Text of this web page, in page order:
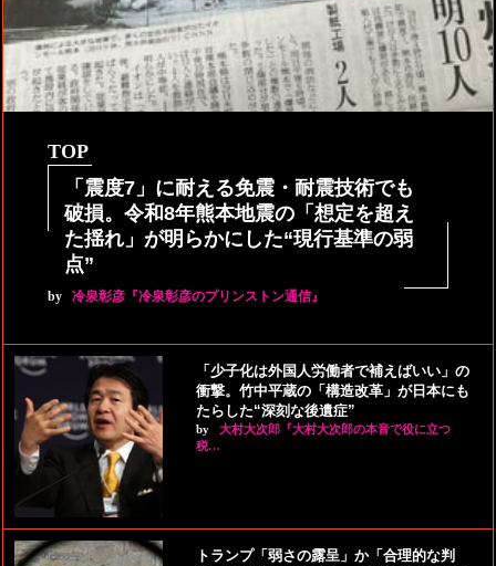
TOP
「震度7」に耐える免震・耐震技術でも
破損。令和8年熊本地震の「想定を超え
た揺れ」が明らかにした“現行基準の弱
点”
by 冷泉彰彦『冷泉彰彦のプリンストン通信』
「少子化は外国人労働者で補えばいい」の
衝撃。竹中平蔵の「構造改革」が日本にも
たらした“深刻な後遺症”
by
大村大次郎『大村大次郎の本音で役に立つ
税…
トランプ「弱さの露呈」か「合理的な判